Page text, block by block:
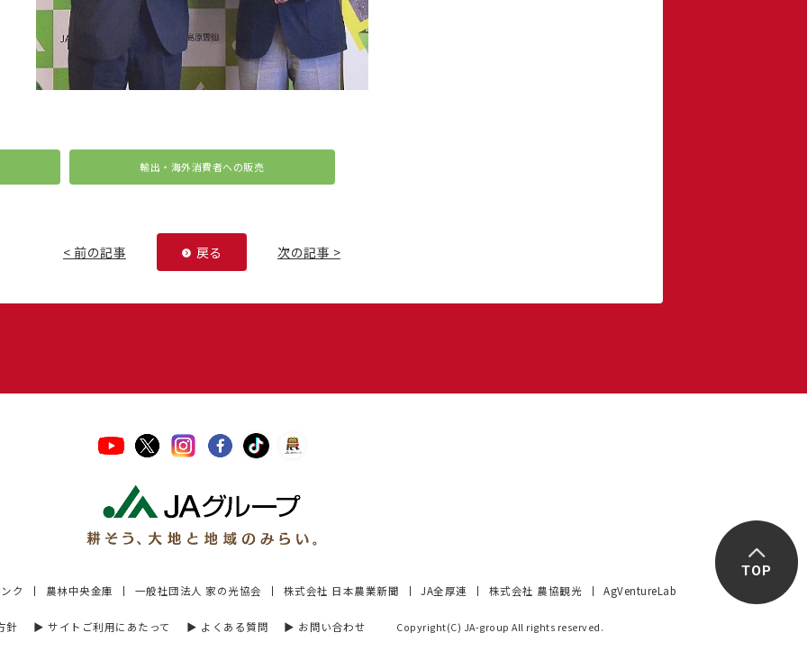
輸出・海外消費者への販売
< 前の記事 次の記事 >
戻る
ク 農林中央金庫 一般社団法人 家の光協会 株式会社 日本農業新聞 JA全厚連 株式会社 農協観光 AgVentureLab
針 ▶︎ サイトご利用にあたって ▶︎ よくある質問 ▶︎ お問い合わせ Copyright(C) JA-group All rights reserved.
TOP